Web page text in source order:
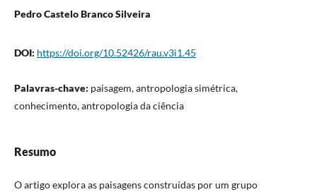
Pedro Castelo Branco Silveira
DOI: https://doi.org/10.52426/rau.v3i1.45
Palavras-chave: paisagem, antropologia simétrica,
conhecimento, antropologia da ciência
Resumo
O artigo explora as paisagens construídas por um grupo